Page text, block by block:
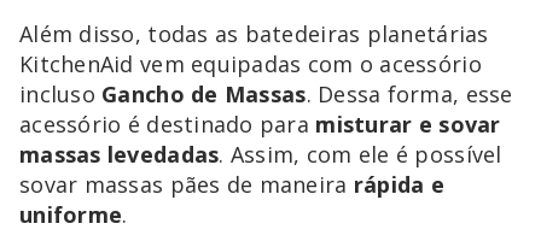
Além disso, todas as batedeiras planetárias
KitchenAid vem equipadas com o acessório
incluso Gancho de Massas. Dessa forma, esse
acessório é destinado para misturar e sovar
massas levedadas. Assim, com ele é possível
sovar massas pães de maneira rápida e
uniforme.